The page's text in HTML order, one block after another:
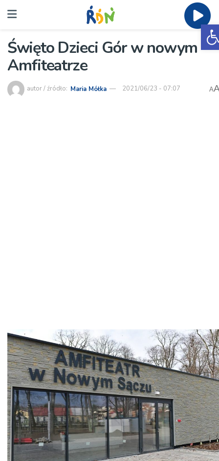
Święto Dzieci Gór w nowym
Amfiteatrze
autor / źródło: Maria Mółka 2021/06/23 - 07:07 A